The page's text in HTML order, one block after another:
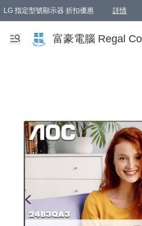
LG 指定型號顯示器 折扣優惠 詳情
富豪電腦 Regal